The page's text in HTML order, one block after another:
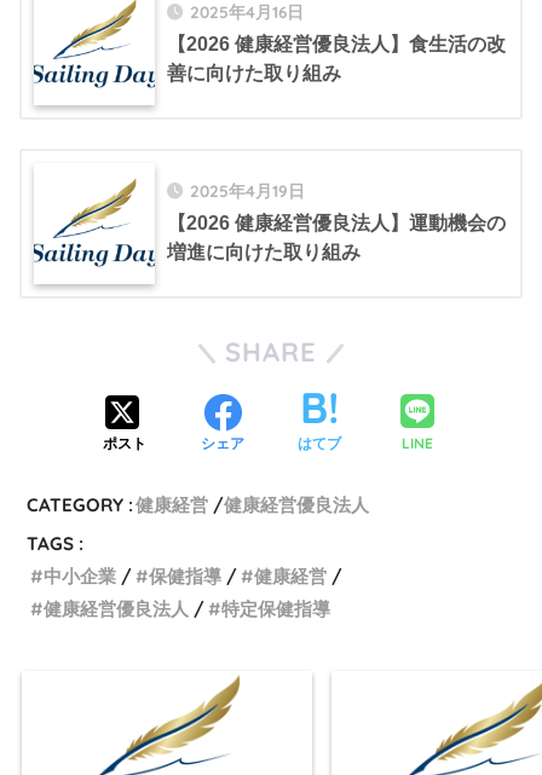
2025年4月16日
【2026 健康経営優良法人】食生活の改
善に向けた取り組み
2025年4月19日
【2026 健康経営優良法人】運動機会の
増進に向けた取り組み
SHARE
ポスト シェア はてブ LINE
CATEGORY :健康経営
健康経営優良法人
TAGS :
中小企業
保健指導
健康経営
健康経営優良法人
特定保健指導